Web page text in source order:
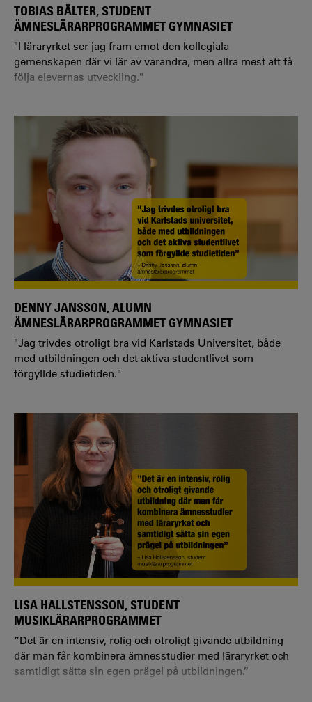
TOBIAS BÄLTER, STUDENT
ÄMNESLÄRARPROGRAMMET GYMNASIET
"I läraryrket ser jag fram emot den kollegiala
gemenskapen där vi lär av varandra, men allra mest att få
följa elevernas utveckling."
– Jag läser ämneslärarprogrammet gymnasiet med
inriktning samhällskunskap.
DENNY JANSSON, ALUMN
ÄMNESLÄRARPROGRAMMET GYMNASIET
"Jag trivdes otroligt bra vid Karlstads Universitet, både
med utbildningen och det aktiva studentlivet som
förgyllde studietiden."
LISA HALLSTENSSON, STUDENT
MUSIKLÄRARPROGRAMMET
”Det är en intensiv, rolig och otroligt givande utbildning
där man får kombinera ämnesstudier med läraryrket och
samtidigt sätta sin egen prägel på utbildningen.”